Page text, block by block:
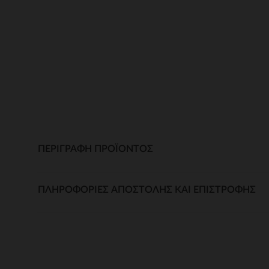
ΠΕΡΙΓΡΑΦΉ ΠΡΟΪΌΝΤΟΣ
ΠΛΗΡΟΦΟΡΊΕΣ ΑΠΟΣΤΟΛΉΣ ΚΑΙ ΕΠΙΣΤΡΟΦΉΣ